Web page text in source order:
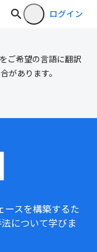
ログイン
ご希望の言語に翻訳
があります。
ースを構築するた
について学びま